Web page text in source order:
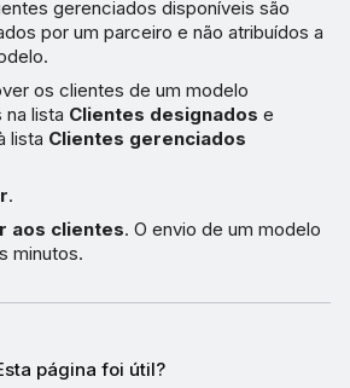
gerenciados disponíveis são
por um parceiro e não atribuídos a
os clientes de um modelo
lista Clientes designados e
lista Clientes gerenciados
.
aos clientes. O envio de um modelo
minutos.
página foi útil?